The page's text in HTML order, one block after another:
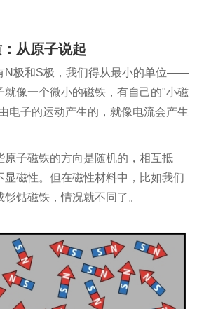
从原子说起
N极和S极，我们得从最小的单位——
就像一个微小的磁铁，有自己的"小磁
电子的运动产生的，就像电流会产生
原子磁铁的方向是随机的，相互抵
显磁性。但在磁性材料中，比如我们
钴磁铁，情况就不同了。